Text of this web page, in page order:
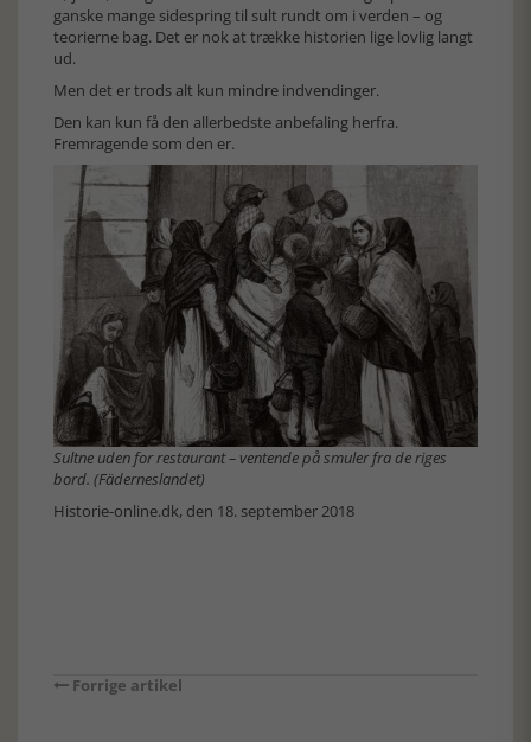
ganske mange sidespring til sult rundt om i verden – og
teorierne bag. Det er nok at trække historien lige lovlig langt
ud.
Men det er trods alt kun mindre indvendinger.
Den kan kun få den allerbedste anbefaling herfra.
Fremragende som den er.
Sultne uden for restaurant – ventende på smuler fra de riges
bord. (Fäderneslandet)
Historie-online.dk, den 18. september 2018
Forrige artikel